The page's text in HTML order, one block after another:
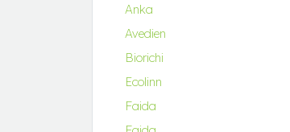
Anka
Avedien
Biorichi
Ecolinn
Faida